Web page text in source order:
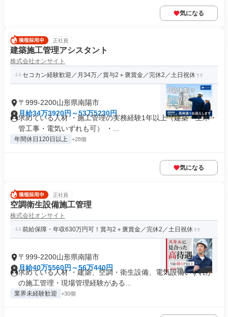
気になる
正社員
建築施工管理アシスタント
株式会社オンサイト
セコカン経験歓迎／月34万／賞与2＋褒賞金／完休2／土日祝休
〒999-2200山形県南陽市
月給34万3920円～53万5230円
求めている人材 ・施工管理の実務経験1年以上（建築・土木・
管工事・電気いずれも可） ・...
年間休日120日以上 +28個
気になる
正社員
空調衛生設備施工管理
株式会社オンサイト
前給保障・年収630万円可！賞与2＋褒賞金／完休2／土日祝休
〒999-2200山形県南陽市
月給40万5560円～56万440円
求めている人材 ・建築、空調・衛生設備、電気設備いずれか
の施工管理・現場管理経験がある...
業界未経験歓迎 +30個